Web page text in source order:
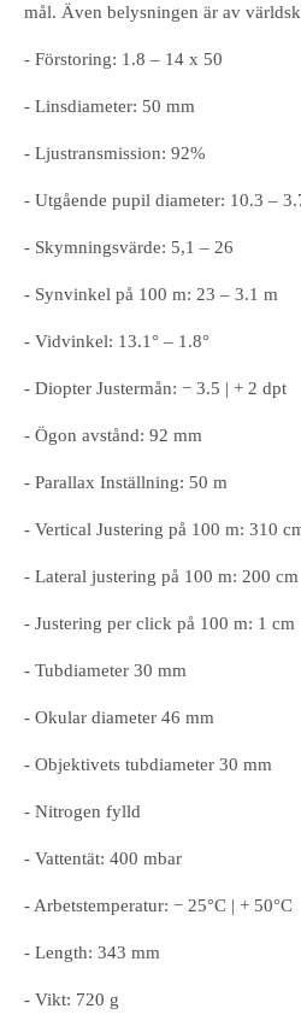
mål. Även belysningen är av
- Förstoring: 1.8 – 14 x 50
- Linsdiameter: 50 mm
- Ljustransmission: 92%
- Utgående pupil diameter: 10.3 –
- Skymningsvärde: 5,1 – 26
- Synvinkel på 100 m: 23 – 3.1 m
- Vidvinkel: 13.1° – 1.8°
- Diopter Justermån: − 3.5 | + 2 dpt
- Ögon avstånd: 92 mm
- Parallax Inställning: 50 m
- Vertical Justering på 100 m: 310
- Lateral justering på 100 m: 200 cm
- Justering per click på 100 m: 1 cm
- Tubdiameter 30 mm
- Okular diameter 46 mm
- Objektivets tubdiameter 30 mm
- Nitrogen fylld
- Vattentät: 400 mbar
- Arbetstemperatur: − 25°C | + 50°C
- Length: 343 mm
- Vikt: 720 g